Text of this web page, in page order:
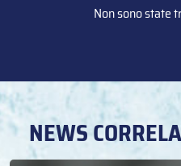
Non sono state
NEWS